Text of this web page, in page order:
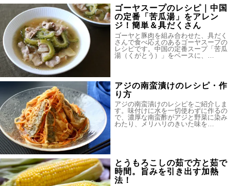
ゴーヤスープのレシピ｜中国
の定番「苦瓜湯」をアレン
ジ！簡単＆具だくさん
ゴーヤと豚肉を組み合わせた、具だく
さんで食べ応えのあるゴーヤスープの
レシピです。中国の定番スープ「苦瓜
湯（くがとう）」をベースに、…
アジの南蛮漬けのレシピ・作
り方
アジの南蛮漬けのレシピをご紹介しま
す。味付けに水を一切使わずに作るの
で、濃厚な南蛮酢がアジと野菜に染み
わたり、メリハリのきいた味を…
とうもろこしの茹で方と茹で
時間。旨みを引き出す加熱
法！